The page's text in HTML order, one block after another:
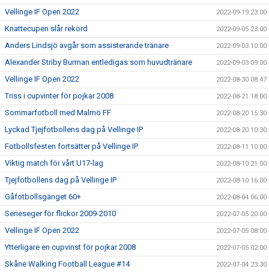
Vellinge IF Open 2022 2022-09-19 23:00
Knattecupen slår rekord 2022-09-05 23:00
Anders Lindsjö avgår som assisterande tränare 2022-09-03 10:00
Alexander Striby Burman entledigas som huvudtränare 2022-09-03 09:00
Vellinge IF Open 2022 2022-08-30 08:47
Triss i cupvinter för pojkar 2008 2022-08-21 18:00
Sommarfotboll med Malmö FF 2022-08-20 15:30
Lyckad Tjejfotbollens dag på Vellinge IP 2022-08-20 10:30
Fotbollsfesten fortsätter på Vellinge IP 2022-08-11 10:00
Viktig match för vårt U17-lag 2022-08-10 21:00
Tjejfotbollens dag på Vellinge IP 2022-08-10 16:00
Gåfotbollsgänget 60+ 2022-08-04 06:00
Serieseger för flickor 2009-2010 2022-07-05 20:00
Vellinge IF Open 2022 2022-07-05 08:00
Ytterligare en cupvinst för pojkar 2008 2022-07-05 02:00
Skåne Walking Football League #14 2022-07-04 23:30